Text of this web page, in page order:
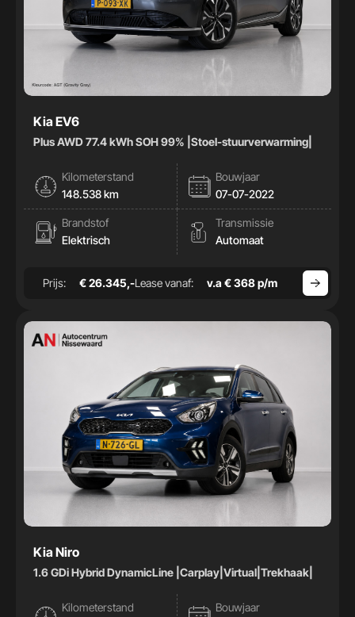
Kia EV6
Plus AWD 77.4 kWh SOH 99% |Stoel-stuurverwarming|
Kilometerstand
148.538 km
Bouwjaar
07-07-2022
Brandstof
Elektrisch
Transmissie
Automaat
Prijs: € 26.345,-Lease vanaf: v.a € 368 p/m
Kia Niro
1.6 GDi Hybrid DynamicLine |Carplay|Virtual|Trekhaak|
Kilometerstand
Bouwjaar